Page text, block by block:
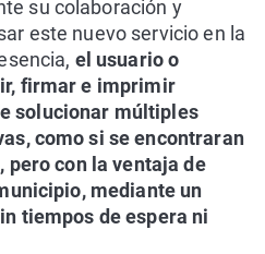
su colaboración y
este nuevo servicio en la
el usuario o
firmar e imprimir
solucionar múltiples
como si se encontraran
con la ventaja de
mediante un
tiempos de espera ni